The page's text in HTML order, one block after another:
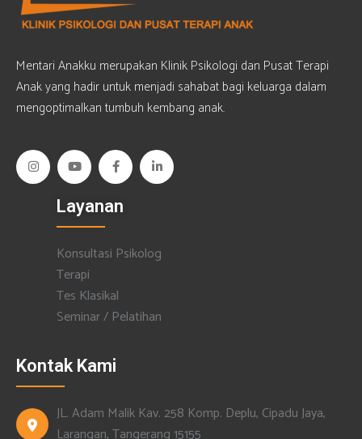
Mentari Anakku merupakan Klinik Psikologi dan Pusat Terapi
Anak yang hadir untuk menjadi sahabat bagi keluarga dalam
mengoptimalkan tumbuh kembang anak.
Layanan
Konsultasi Psikolog
Terapi
Tes Klasikal
Seminar / Pelatihan
Kontak Kami
JL. Adam Malik Kav. 258 Komp. Deplu, Cipadu Jaya,
Larangan, Tangerang 15155